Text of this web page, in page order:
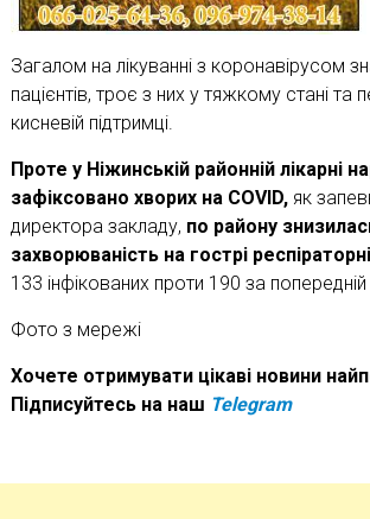
Загалом на лікуванні з коронавірусом
пацієнтів, троє з них у тяжкому стані
кисневій підтримці.
Проте у Ніжинській районній лікарні
зафіксовано хворих на COVID,як
директора закладу, по району
захворюваність на гострі
133 інфікованих проти 190 за попередній
Фото з мережі
Хочете отримувати цікаві новини
Підписуйтесь на наш Telegram